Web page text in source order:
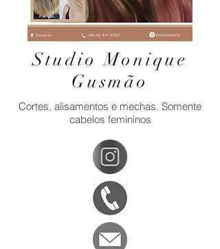
Studio Monique
Gusmão
Cortes, alisamentos e mechas. Somente
cabelos femininos